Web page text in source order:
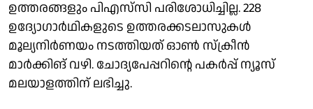
ഉത്തരങ്ങളും പിഎസ്‌സി പരിശോധിച്ചില്ല. 228
ഉദ്യോഗാര്‍ഥികളുടെ ഉത്തരക്കടലാസുകള്‍
മൂല്യനിര്‍ണയം നടത്തിയത് ഓണ്‍ സ്ക്രീന്‍
മാര്‍ക്കിങ് വഴി. ചോദ്യപേപ്പറിന്റെ പകർപ്പ് ന്യൂസ്
മലയാളത്തിന് ലഭിച്ചു.